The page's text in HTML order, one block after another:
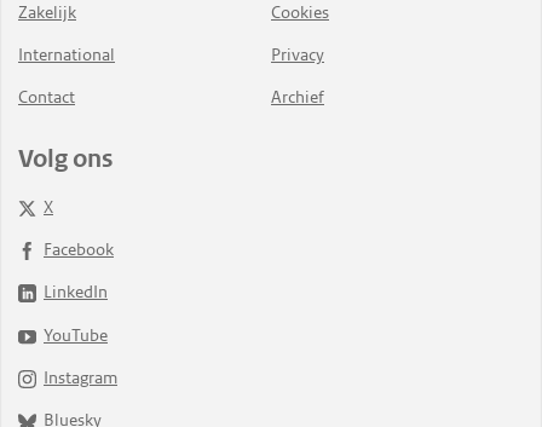
Zakelijk
International
Contact
Cookies
Privacy
Archief
Volg ons
X
Facebook
LinkedIn
YouTube
Instagram
Bluesky